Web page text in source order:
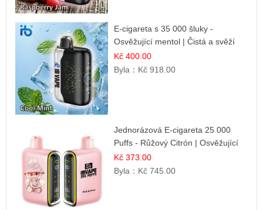
E-cigareta s 35 000 šluky -
Osvěžující mentol | Čistá a svěží
chuť
Kč 400.00
Byla： Kč 918.00
Jednorázová E-cigareta 25 000
Puffs - Růžový Citrón | Osvěžující
citrusová příchuť
Kč 373.00
Byla： Kč 745.00